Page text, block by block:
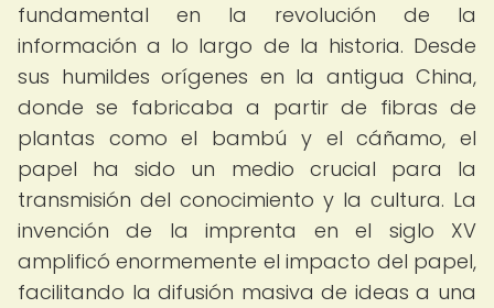
fundamental en la revolución de la
información a lo largo de la historia. Desde
sus humildes orígenes en la antigua China,
donde se fabricaba a partir de fibras de
plantas como el bambú y el cáñamo, el
papel ha sido un medio crucial para la
transmisión del conocimiento y la cultura. La
invención de la imprenta en el siglo XV
amplificó enormemente el impacto del papel,
facilitando la difusión masiva de ideas a una